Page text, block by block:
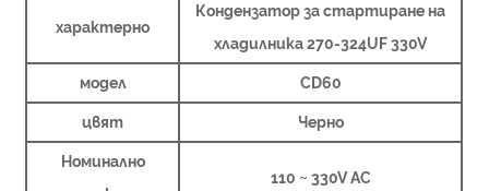
характерно
Кондензатор за стартиране на
хладилника 270-324UF 330V
модел CD60
цвят Черно
Номинално
110 ~ 330V AC